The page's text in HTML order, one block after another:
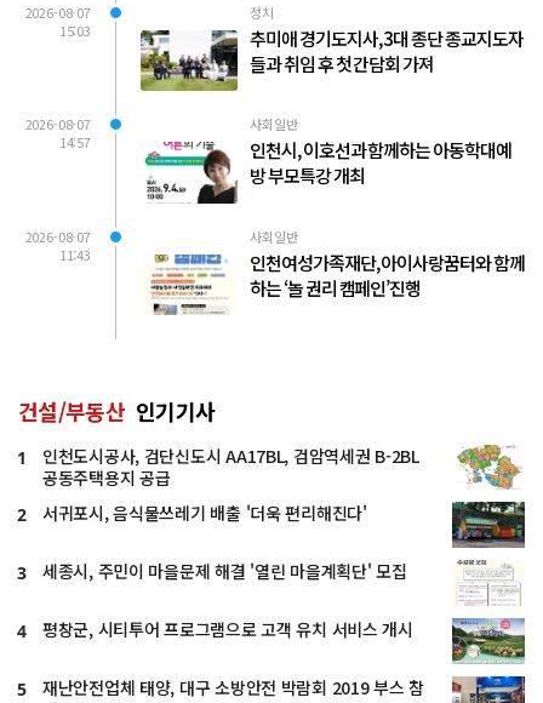
2026-08-07
15:03
정치
추미애 경기도지사, 3대 종단 종교지도자
들과 취임 후 첫 간담회 가져
2026-08-07
14:57
사회일반
인천시, 이호선과 함께하는 아동학대예
방 부모특강 개최
2026-08-07
11:43
사회일반
인천여성가족재단, 아이사랑꿈터와 함께
하는 ‘놀 권리 캠페인’진행
건설/부동산 인기기사
1
인천도시공사, 검단신도시 AA17BL, 검암역세권 B-2BL
공동주택용지 공급
2 서귀포시, 음식물쓰레기 배출 '더욱 편리해진다'
3 세종시, 주민이 마을문제 해결 '열린 마을계획단' 모집
4 평창군, 시티투어 프로그램으로 고객 유치 서비스 개시
5
재난안전업체 태양, 대구 소방안전 박람회 2019 부스 참